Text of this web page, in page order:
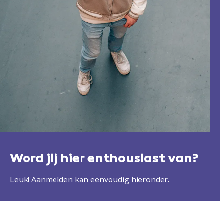
Word jij hier enthousiast van?
Leuk! Aanmelden kan eenvoudig hieronder.